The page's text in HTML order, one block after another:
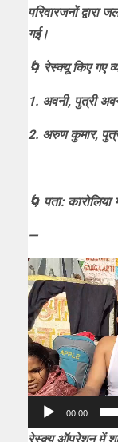
परिवारजनों
गई।
🌀 रेस्क्यू किए गए
1. अवनी, पुत्री
2. अरुण कुमार,
🌀 पता:
—
Video
Player
00:00
रेस्क्यू ऑपरेशन में